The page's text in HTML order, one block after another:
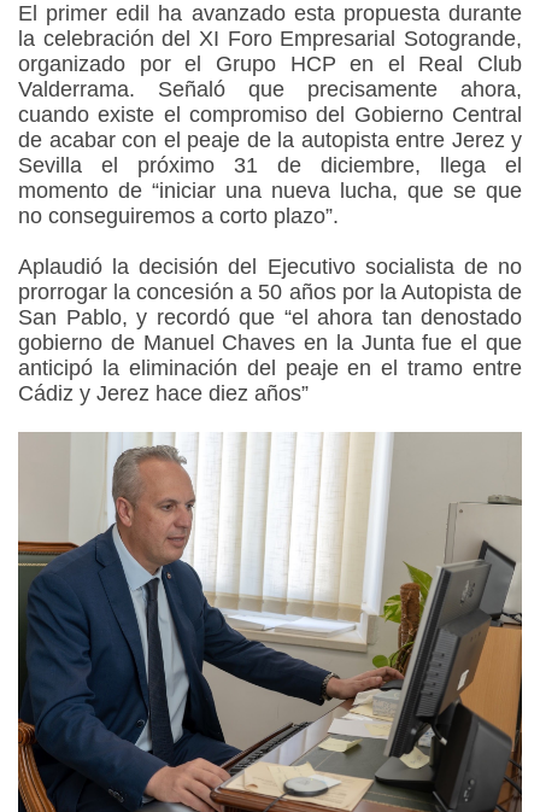
El primer edil ha avanzado esta propuesta durante
la celebración del XI Foro Empresarial Sotogrande,
organizado por el Grupo HCP en el Real Club
Valderrama. Señaló que precisamente ahora,
cuando existe el compromiso del Gobierno Central
de acabar con el peaje de la autopista entre Jerez y
Sevilla el próximo 31 de diciembre, llega el
momento de “iniciar una nueva lucha, que se que
no conseguiremos a corto plazo”.
Aplaudió la decisión del Ejecutivo socialista de no
prorrogar la concesión a 50 años por la Autopista de
San Pablo, y recordó que “el ahora tan denostado
gobierno de Manuel Chaves en la Junta fue el que
anticipó la eliminación del peaje en el tramo entre
Cádiz y Jerez hace diez años”